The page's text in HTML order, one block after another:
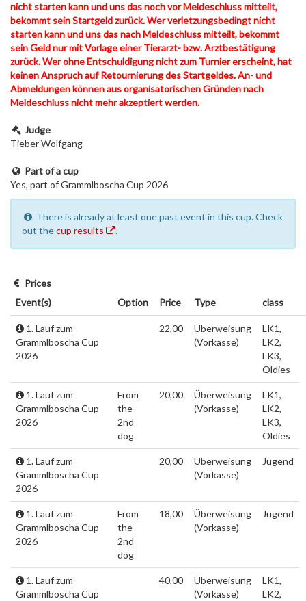
nicht starten kann und uns das noch vor Meldeschluss mitteilt,
bekommt sein Startgeld zurück. Wer verletzungsbedingt nicht
starten kann und uns das nach Meldeschluss mitteilt, bekommt
sein Geld nur mit Vorlage einer Tierarzt- bzw. Arztbestätigung
zurück. Wer ohne Entschuldigung nicht zum Turnier erscheint, hat
keinen Anspruch auf Retournierung des Startgeldes. An- und
Abmeldungen können aus organisatorischen Gründen nach
Meldeschluss nicht mehr akzeptiert werden.
Judge
Tieber Wolfgang
Part of a cup
Yes, part of Grammlboscha Cup 2026
There is already at least one past event in this cup. Check
out thecup results .
Prices
Event(s)
Option Price Type class
1. Lauf zum
Grammlboscha Cup
2026
22,00
Überweisung
(Vorkasse)
LK1,
LK2,
LK3,
Oldies
1. Lauf zum
Grammlboscha Cup
2026
From
the
2nd
dog
20,00
Überweisung
(Vorkasse)
LK1,
LK2,
LK3,
Oldies
1. Lauf zum
Grammlboscha Cup
2026
20,00
Überweisung
(Vorkasse)
Jugend
1. Lauf zum
Grammlboscha Cup
2026
From
the
2nd
dog
18,00
Überweisung
(Vorkasse)
Jugend
1. Lauf zum
Grammlboscha Cup
40,00
Überweisung
(Vorkasse)
LK1,
LK2,